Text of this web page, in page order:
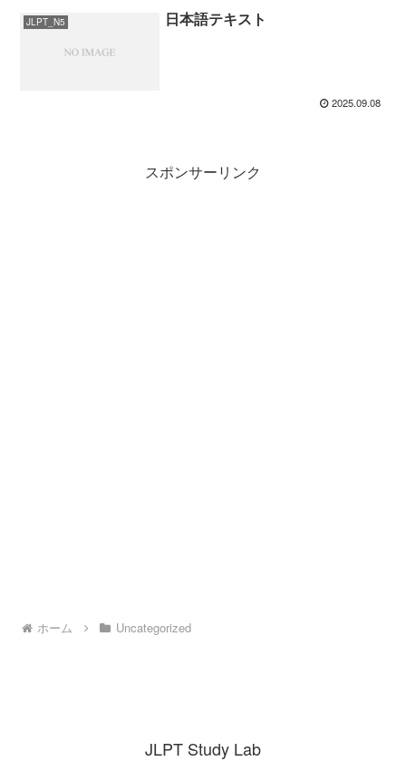
JLPT_N5 日本語テキスト
2025.09.08
スポンサーリンク
ホーム Uncategorized
JLPT Study Lab